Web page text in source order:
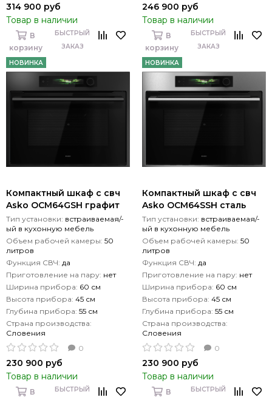
314 900 руб
Товар в наличии
В
корзину
БЫСТРЫЙ
ЗАКАЗ
246 900 руб
Товар в наличии
В
корзину
БЫСТРЫЙ
ЗАКАЗ
НОВИНКА
Компактный шкаф с свч
Asko OCM64GSH графит
Тип установки: встраиваемая/-
ый в кухонную мебель
Объем рабочей камеры: 50
литров
Функция СВЧ: да
Приготовление на пару: нет
Ширина прибора: 60 см
Высота прибора: 45 см
Глубина прибора: 55 см
Страна производства:
Словения
0
230 900 руб
Товар в наличии
В
БЫСТРЫЙ
НОВИНКА
Компактный шкаф с свч
Asko OCM64SSH сталь
Тип установки: встраиваемая/-
ый в кухонную мебель
Объем рабочей камеры: 50
литров
Функция СВЧ: да
Приготовление на пару: нет
Ширина прибора: 60 см
Высота прибора: 45 см
Глубина прибора: 55 см
Страна производства:
Словения
0
230 900 руб
Товар в наличии
В
БЫСТРЫЙ